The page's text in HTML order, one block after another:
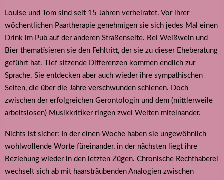
Louise und Tom sind seit 15 Jahren verheiratet. Vor ihrer
wöchentlichen Paartherapie genehmigen sie sich jedes Mal einen
Drink im Pub auf der anderen Straßenseite. Bei Weißwein und
Bier thematisieren sie den Fehltritt, der sie zu dieser Eheberatung
geführt hat. Tief sitzende Differenzen kommen endlich zur
Sprache. Sie entdecken aber auch wieder ihre sympathischen
Seiten, die über die Jahre verschwunden schienen. Doch
zwischen der erfolgreichen Gerontologin und dem (mittlerweile
arbeitslosen) Musikkritiker ringen zwei Welten miteinander.
Nichts ist sicher: In der einen Woche haben sie ungewöhnlich
wohlwollende Worte füreinander, in der nächsten liegt ihre
Beziehung wieder in den letzten Zügen. Chronische Rechthaberei
wechselt sich ab mit haarsträubenden Analogien zwischen